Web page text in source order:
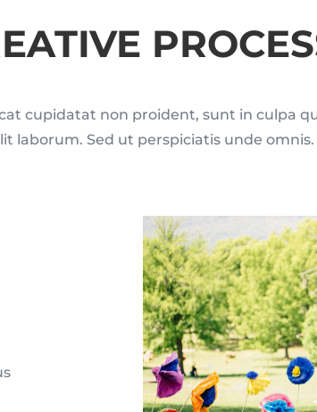
cupidatat non proident, sunt in culpa
laborum. Sed ut perspiciatis unde omnis.